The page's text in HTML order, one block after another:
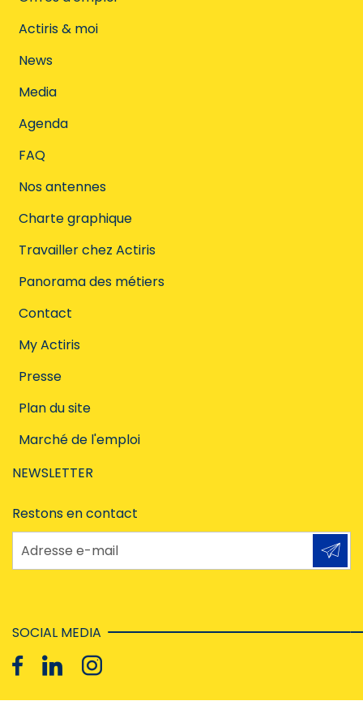
Actiris & moi
News
Media
Agenda
FAQ
Nos antennes
Charte graphique
Travailler chez Actiris
Panorama des métiers
Contact
My Actiris
Presse
Plan du site
Marché de l'emploi
NEWSLETTER
Restons en contact
Adresse e-mail
SOCIAL MEDIA